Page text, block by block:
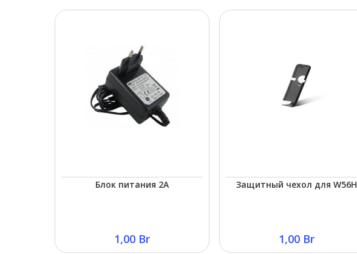
Блок питания 2A
1,00 Br
Защитный чехол для W56H
1,00 Br